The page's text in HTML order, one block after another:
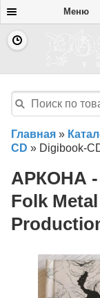
Меню
Главная »
CD » Digibook-
АРКОНА -
Folk